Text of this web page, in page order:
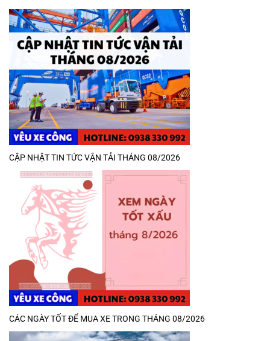
CẬP NHẬT TIN TỨC VẬN TẢI THÁNG 08/2026
CÁC NGÀY TỐT ĐỂ MUA XE TRONG THÁNG 08/2026